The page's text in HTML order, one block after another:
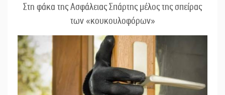
Στη φάκα της Ασφάλειας Σπάρτης μέλος της σπείρας
των «κουκουλοφόρων»